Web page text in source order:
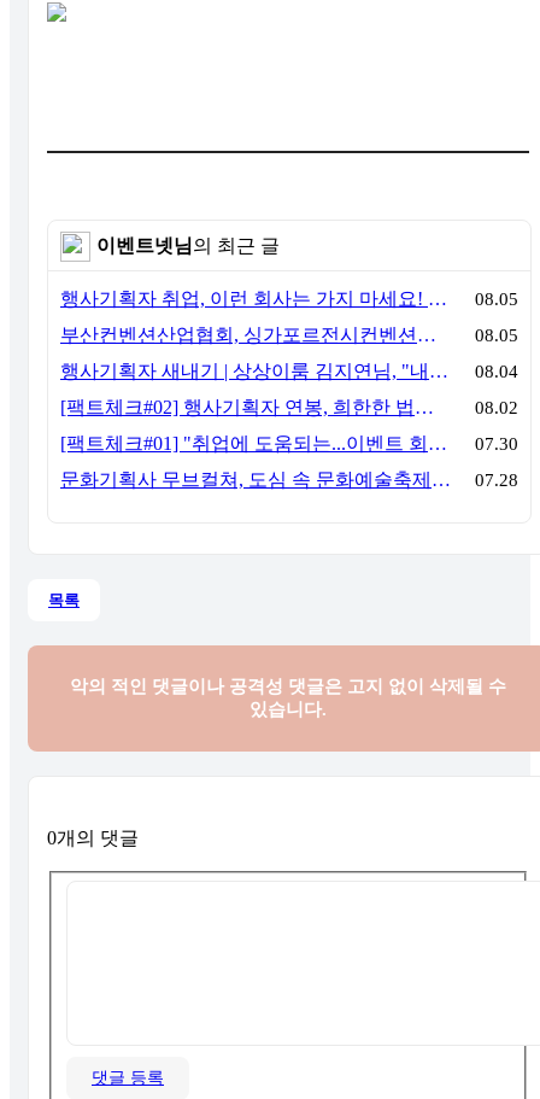
이벤트넷님의 최근 글
행사기획자 취업, 이런 회사는 가지 마세요! 신입이 꼭 알아야 할 5가지 기준[이벤트산업 팩트체크#3] 08.05
부산컨벤션산업협회, 싱가포르전시컨벤션협회(SACEOS)와 업무협약 체결… 아시아 마이스 협력 확대 08.05
행사기획자 새내기 | 상상이룸 김지연님, "내 맘대로, 내 뜻대로 행사를 만든다 08.04
[팩트체크#02] 행사기획자 연봉, 희한한 법칙~ '첨에는 비실, 3년만 지나면 튼실' 08.02
[팩트체크#01] "취업에 도움되는...이벤트 회사, 어떻게 구분할까?"… 1인당 매출 '3억 원'의 법칙 07.30
문화기획사 무브컬쳐, 도심 속 문화예술축제 ‘서초 클래식 테마파크: 봄밤의 클래식’ 성공적 연출 07.28
목록
악의 적인 댓글이나 공격성 댓글은 고지 없이 삭제될 수
있습니다.
0개의 댓글
댓글 등록